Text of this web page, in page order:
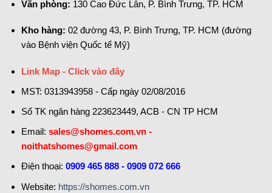
Văn phòng: 130 Cao Đức Lân, P. Bình Trưng, TP. HCM
Kho hàng: 02 đường 43, P. Bình Trưng, TP. HCM (đường
vào Bệnh viện Quốc tế Mỹ)
Link Map - Click vào đây
MST: 0313943958 - Cấp ngày 02/08/2016
Số TK ngân hàng 223623449, ACB - CN TP HCM
Email: sales@shomes.com.vn -
noithatshomes@gmail.com
Điện thoại: 0909 465 888 - 0909 072 666
Website: https://shomes.com.vn